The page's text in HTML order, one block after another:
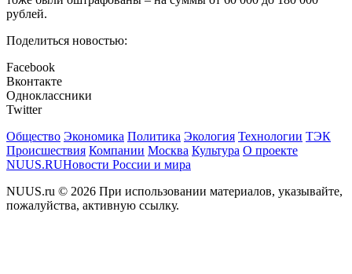
рублей.
Поделиться новостью:
Facebook
Вконтакте
Одноклассники
Twitter
Общество Экономика Политика Экология Технологии ТЭК
Происшествия Компании Москва Культура О проекте
NUUS.RUНовости России и мира
NUUS.ru © 2026 При использовании материалов, указывайте,
пожалуйства, активную ссылку.